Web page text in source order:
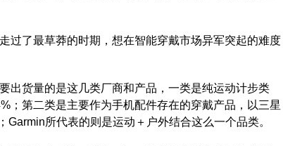
过了最草莽的时期，想在智能穿戴市场异军突起的难度
出货量的是这几类厂商和产品，一类是纯运动计步类
；第二类是主要作为手机配件存在的穿戴产品，以三星
所代表的则是运动＋户外结合这么一个品类。